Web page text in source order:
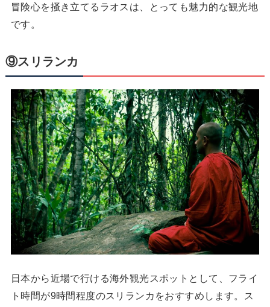
冒険心を掻き立てるラオスは、とっても魅力的な観光地
です。
⑨スリランカ
日本から近場で行ける海外観光スポットとして、フライ
ト時間が9時間程度のスリランカをおすすめします。ス